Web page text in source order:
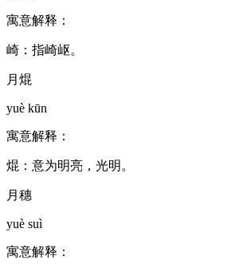
寓意解释：
崎：指崎岖。
月焜
yuè kūn
寓意解释：
焜：意为明亮，光明。
月穗
yuè suì
寓意解释：